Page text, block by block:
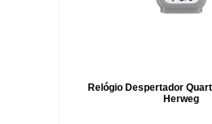
Relógio Despertador
Herweg